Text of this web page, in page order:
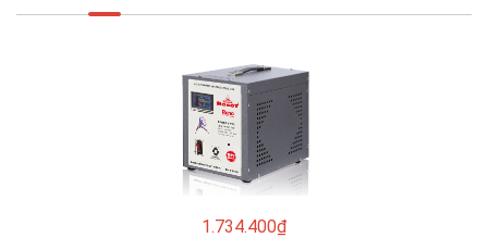
1.734.400₫